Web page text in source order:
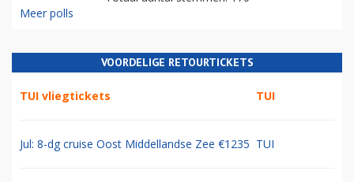
Meer polls
VOORDELIGE RETOURTICKETS
TUI vliegtickets TUI
Jul: 8-dg cruise Oost Middellandse Zee €1235 TUI